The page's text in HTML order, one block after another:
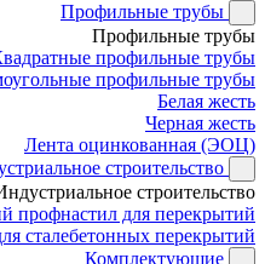
Профильные трубы
Профильные трубы
профильные трубы
профильные трубы
Белая жесть
Черная жесть
Лента оцинкованная (ЭОЦ)
строительство
строительство
профнастил для перекрытий
сталебетонных перекрытий
Комплектующие